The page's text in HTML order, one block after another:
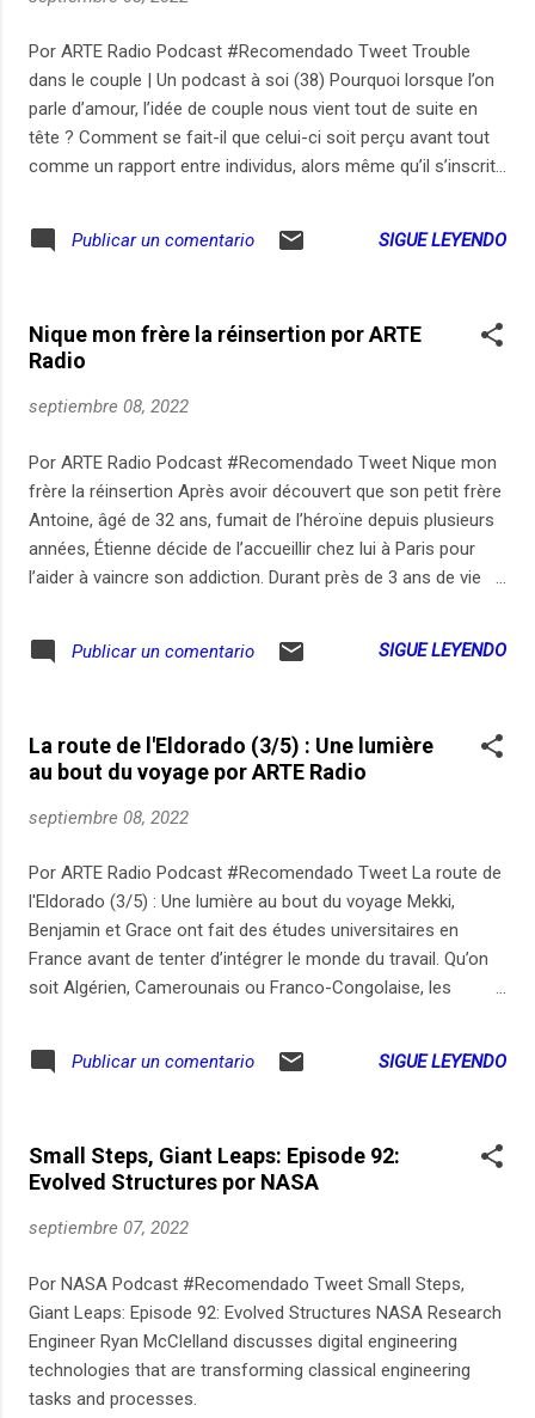
Por ARTE Radio Podcast #Recomendado Tweet Trouble
dans le couple | Un podcast à soi (38) Pourquoi lorsque l’on
parle d’amour, l’idée de couple nous vient tout de suite en
tête ? Comment se fait-il que celui-ci soit perçu avant tout
comme un rapport entre individus, alors même qu’il s’inscrit
familial et économique - très fort ? Au-delà des sentiments
amoureux, qui existent évidemment, qu’est ce qui se joue au
lorsqu’on fait le choix d’être célibataire ? À travers les
histoires d’Eléonore, qui s’est accrochée coûte que coûte à
l’idée de couple avant de déchanter, et celle d’Anna, qui n’en a
couple d’un point de vue féministe. Avec comme toujours
des éclairages de chercheuses et des lectures choisises par
Charlotte Bienaimé. Avec : - Eléonore et Anna...
Publicar un comentario SIGUE LEYENDO
Nique mon frère la réinsertion por ARTE
Radio
septiembre 08, 2022
Por ARTE Radio Podcast #Recomendado Tweet Nique mon
frère la réinsertion Après avoir découvert que son petit frère
Antoine, âgé de 32 ans, fumait de l’héroïne depuis plusieurs
années, Étienne décide de l’accueillir chez lui à Paris pour
l’aider à vaincre son addiction. Durant près de 3 ans de vie
désillusion, moments de complicité, de fête et de disputes,
? Quelles sont les limites de l'aide que l'on peut apporter aux
autres ? Confronté aux difficultés de la réinsertion dans un
monde en déclin, ainsi qu’aux nombreuses tentations du
tête de l’eau avant de connaître une fin tragique. Etienne
Karlen est coordinateur de parcours pédagogique à Paris. Il
travaille sur un programme d...
Publicar un comentario SIGUE LEYENDO
La route de l'Eldorado (3/5) : Une lumière
au bout du voyage por ARTE Radio
septiembre 08, 2022
Por ARTE Radio Podcast #Recomendado Tweet La route de
l'Eldorado (3/5) : Une lumière au bout du voyage Mekki,
Benjamin et Grace ont fait des études universitaires en
France avant de tenter d’intégrer le monde du travail. Qu’on
soit Algérien, Camerounais ou Franco-Congolaise, les
différentes d’un pays à l’autre, d’un continent à l’autre ? La
route de l'Eldorado Ils et elles ont quitté leur pays pour la
mais aussi ses blocages. Après leur expérience française ils
ont finalement atterri à Montréal, Ottawa ou Vancouver, où
Halima Elkhatabi les a rencontrés. Après la Route du Bled,
un double exil avec émotion et lucidité. Une coproduction
ARTE Radio - Radio Canada qui permet de passionnants
regards croisés sur la France et la Canada. Enregistre...
Publicar un comentario SIGUE LEYENDO
Small Steps, Giant Leaps: Episode 92:
Evolved Structures por NASA
septiembre 07, 2022
Por NASA Podcast #Recomendado Tweet Small Steps,
Giant Leaps: Episode 92: Evolved Structures NASA Research
Engineer Ryan McClelland discusses digital engineering
technologies that are transforming classical engineering
tasks and processes.